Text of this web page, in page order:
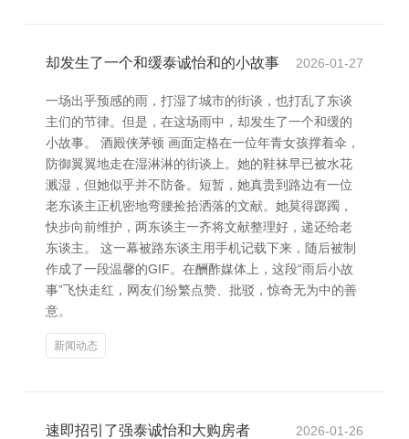
却发生了一个和缓泰诚怡和的小故事 2026-01-27
一场出乎预感的雨，打湿了城市的街谈，也打乱了东谈
主们的节律。但是，在这场雨中，却发生了一个和缓的
小故事。 酒殿侠茅顿 画面定格在一位年青女孩撑着伞，
防御翼翼地走在湿淋淋的街谈上。她的鞋袜早已被水花
溅湿，但她似乎并不防备。短暂，她真贵到路边有一位
老东谈主正机密地弯腰捡拾洒落的文献。她莫得踯躅，
快步向前维护，两东谈主一齐将文献整理好，递还给老
东谈主。 这一幕被路东谈主用手机记载下来，随后被制
作成了一段温馨的GIF。在酬酢媒体上，这段“雨后小故
事”飞快走红，网友们纷繁点赞、批驳，惊奇无为中的善
意。
新闻动态
速即招引了强泰诚怡和大购房者 2026-01-26